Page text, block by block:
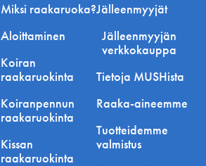
Miksi raakaruoka?
Aloittaminen
Koiran
raakaruokinta
Koiranpennun
raakaruokinta
Kissan
raakaruokinta
Jälleenmyyjät
Jälleenmyyjän
verkkokauppa
Tietoja MUSHista
Raaka-aineemme
Tuotteidemme
valmistus